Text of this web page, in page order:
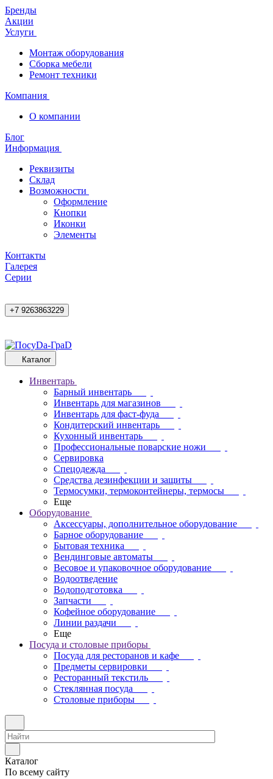
Бренды
Акции
Услуги
Монтаж оборудования
Сборка мебели
Ремонт техники
Компания
О компании
Блог
Информация
Реквизиты
Склад
Возможности
Оформление
Кнопки
Иконки
Элементы
Контакты
Галерея
Cерии
+7 9263863229
Каталог
Инвентарь
Барный инвентарь
Инвентарь для магазинов
Инвентарь для фаст-фуда
Кондитерский инвентарь
Кухонный инвентарь
Профессиональные поварские ножи
Сервировка
Спецодежда
Средства дезинфекции и защиты
Термосумки, термоконтейнеры, термосы
Еще
Оборудование
Аксессуары, дополнительное оборудование
Барное оборудование
Бытовая техника
Вендинговые автоматы
Весовое и упаковочное оборудование
Водоотведение
Водоподготовка
Запчасти
Кофейное оборудование
Линии раздачи
Еще
Посуда и столовые приборы
Посуда для ресторанов и кафе
Предметы сервировки
Ресторанный текстиль
Стеклянная посуда
Столовые приборы
Каталог
По всему сайту